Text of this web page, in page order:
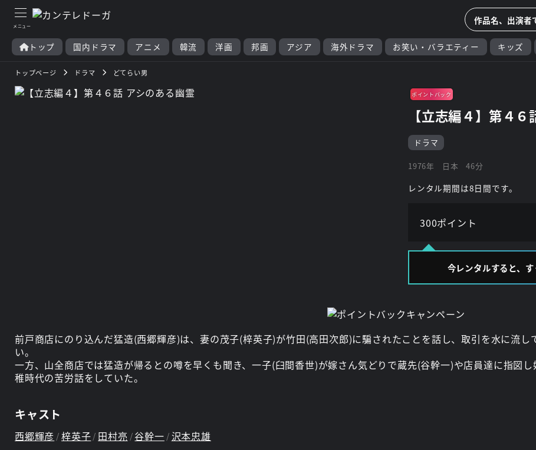
トップ 国内ドラマ アニメ 韓流 洋画 邦画 アジア 海外ドラマ お笑い・バラエティー キッズ
トップページ ドラマ どてらい男
ポイントバック
【立志編４】第４
ドラマ
1976年 日本 46分
レンタル期間は8日間です。
300ポイント
今レンタルすると、
前戸商店にのり込んだ猛造(西郷輝彦)は、妻の茂子(梓英子)が竹田(高田次郎)に騙されたことを話し、取引を水に流
い。
一方、山全商店では猛造が帰るとの噂を早くも聞き、一子(臼間香世)が嫁さん気どりで蔵先(谷幹一)や店員達に指図
稚時代の苦労話をしていた。
キャスト
西郷輝彦 梓英子 田村亮 谷幹一 沢本忠雄